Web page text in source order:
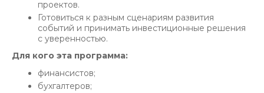
проектов.
Готовиться к разным сценариям развития
событий и принимать инвестиционные решения
с уверенностью.
Для кого эта программа:
финансистов;
бухгалтеров;